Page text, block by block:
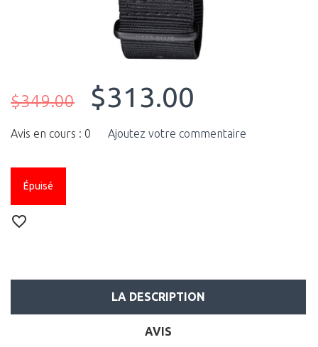
$349.00 $313.00
Avis en cours : 0 Ajoutez votre commentaire
Épuisé
LA DESCRIPTION
AVIS